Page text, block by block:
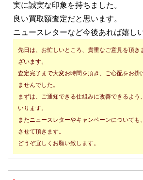
実に誠実な印象を持ちました。
良い買取額査定だと思います。
ニュースレターなど今後あれば嬉し
先日は、お忙しいところ、貴重なご意見を頂き
ざいます。
査定完了まで大変お時間を頂き、ご心配をお掛
ませんでした。
まずは、ご通知できる仕組みに改善できるよう
いります。
またニュースレターやキャンペーンについても
させて頂きます。
どうぞ宜しくお願い致します。